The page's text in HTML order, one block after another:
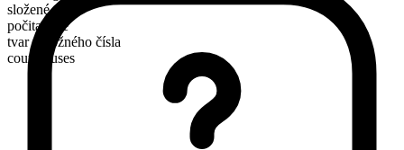
složené
počitatelné
tvar množného čísla
courthouses